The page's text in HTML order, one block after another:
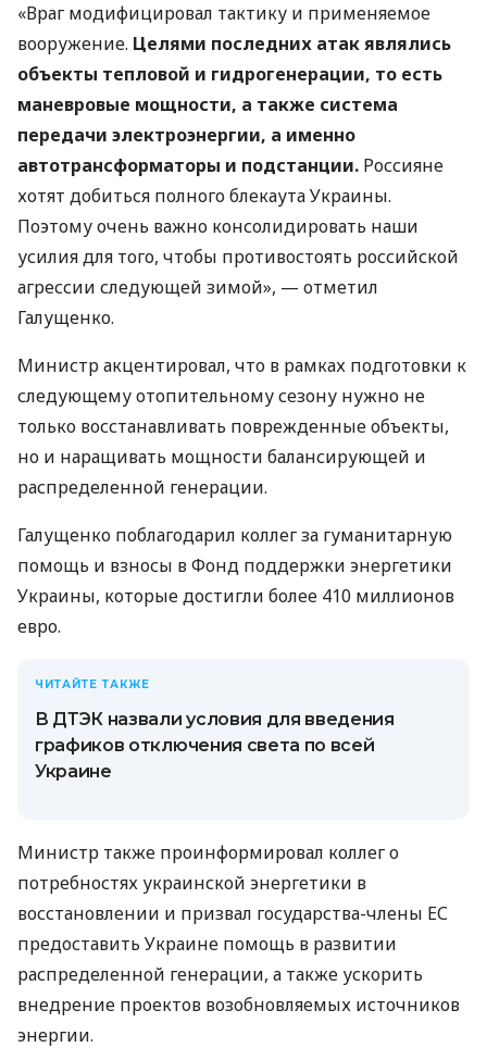
«Враг модифицировал тактику и применяемое
вооружение. Целями последних атак являлись
объекты тепловой и гидрогенерации, то есть
маневровые мощности, а также система
передачи электроэнергии, а именно
автотрансформаторы и подстанции. Россияне
хотят добиться полного блекаута Украины.
Поэтому очень важно консолидировать наши
усилия для того, чтобы противостоять российской
агрессии следующей зимой», — отметил
Галущенко.
Министр акцентировал, что в рамках подготовки к
следующему отопительному сезону нужно не
только восстанавливать поврежденные объекты,
но и наращивать мощности балансирующей и
распределенной генерации.
Галущенко поблагодарил коллег за гуманитарную
помощь и взносы в Фонд поддержки энергетики
Украины, которые достигли более 410 миллионов
евро.
ЧИТАЙТЕ ТАКЖЕ
В ДТЭК назвали условия для введения
графиков отключения света по всей
Украине
Министр также проинформировал коллег о
потребностях украинской энергетики в
восстановлении и призвал государства-члены ЕС
предоставить Украине помощь в развитии
распределенной генерации, а также ускорить
внедрение проектов возобновляемых источников
энергии.